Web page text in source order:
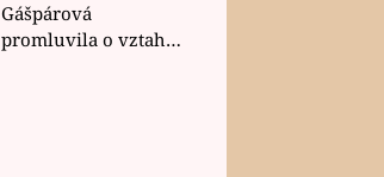
Gášpárová
promluvila o vztahu